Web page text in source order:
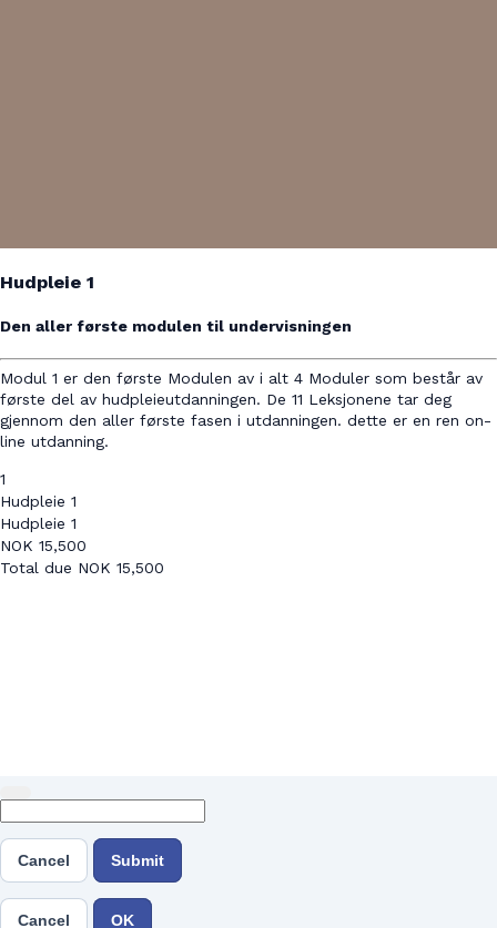
Hudpleie 1
Den aller første modulen til undervisningen
Modul 1 er den første Modulen av i alt 4 Moduler som består av
første del av hudpleieutdanningen. De 11 Leksjonene tar deg
gjennom den aller første fasen i utdanningen. dette er en ren on-
line utdanning.
1
Hudpleie 1
Hudpleie 1
NOK 15,500
Total due NOK 15,500
Cancel Submit
Cancel OK